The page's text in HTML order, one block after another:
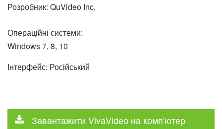
Розробник: QuVideo Inc.
Операційні системи:
Windows 7, 8, 10
Інтерфейс: Російський
Завантажити VivaVideo на комп'ютер